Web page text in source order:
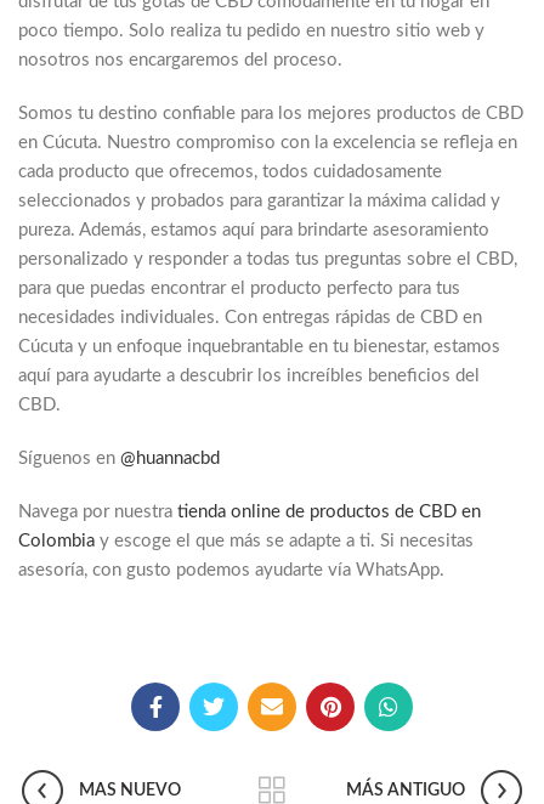
poco tiempo. Solo realiza tu pedido en nuestro sitio web y
nosotros nos encargaremos del proceso.
Somos tu destino confiable para los mejores productos de CBD
en Cúcuta. Nuestro compromiso con la excelencia se refleja en
cada producto que ofrecemos, todos cuidadosamente
seleccionados y probados para garantizar la máxima calidad y
pureza. Además, estamos aquí para brindarte asesoramiento
personalizado y responder a todas tus preguntas sobre el CBD,
para que puedas encontrar el producto perfecto para tus
necesidades individuales. Con entregas rápidas de CBD en
Cúcuta y un enfoque inquebrantable en tu bienestar, estamos
aquí para ayudarte a descubrir los increíbles beneficios del
CBD.
Síguenos en @huannacbd
Navega por nuestra tienda online de productos de CBD en
Colombia y escoge el que más se adapte a ti. Si necesitas
asesoría, con gusto podemos ayudarte vía WhatsApp.
MAS NUEVO MÁS ANTIGUO